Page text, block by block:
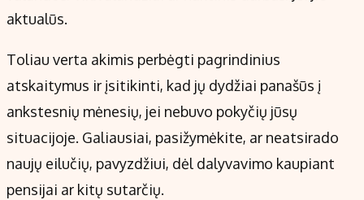
aktualūs.
Toliau verta akimis perbėgti pagrindinius
atskaitymus ir įsitikinti, kad jų dydžiai panašūs į
ankstesnių mėnesių, jei nebuvo pokyčių jūsų
situacijoje. Galiausiai, pasižymėkite, ar neatsirado
naujų eilučių, pavyzdžiui, dėl dalyvavimo kaupiant
pensijai ar kitų sutarčių.